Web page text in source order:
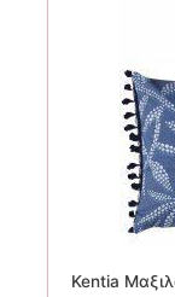
Kentia